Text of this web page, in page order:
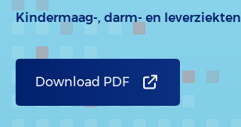
Kindermaag-, darm- en leverziekten
Download PDF